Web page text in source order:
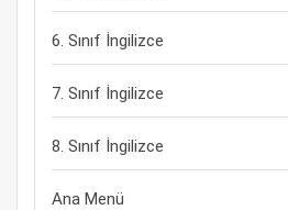
6. Sınıf İngilizce
7. Sınıf İngilizce
8. Sınıf İngilizce
Ana Menü